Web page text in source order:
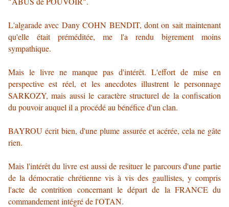
L'algarade avec Dany COHN BENDIT, dont on sait maintenant
qu'elle était préméditée, me l'a rendu bigrement moins
sympathique.
Mais le livre ne manque pas d'intérêt. L'effort de mise en
perspective est réel, et les anecdotes illustrent le personnage
SARKOZY, mais aussi le caractère structurel de la confiscation
du pouvoir auquel il a procédé au bénéfice d'un clan.
BAYROU écrit bien, d'une plume assurée et acérée, cela ne gâte
rien.
Mais l'intérêt du livre est aussi de resituer le parcours d'une partie
de la démocratie chrétienne vis à vis des gaullistes, y compris
l'acte de contrition concernant le départ de la FRANCE du
commandement intégré de l'OTAN.